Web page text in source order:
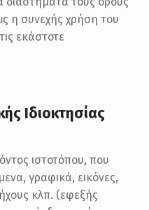
η συνεχής χρήση του
εκάστοτε
Ιδιοκτησίας
ιστοτόπου, που
γραφικά, εικόνες,
κλπ. (εφεξής